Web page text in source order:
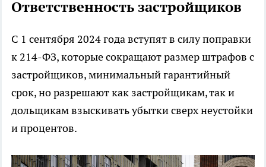
Ответственность застройщиков
С 1 сентября 2024 года вступят в силу поправки
к 214-ФЗ, которые сокращают размер штрафов с
застройщиков, минимальный гарантийный
срок, но разрешают как застройщикам, так и
дольщикам взыскивать убытки сверх неустойки
и процентов.